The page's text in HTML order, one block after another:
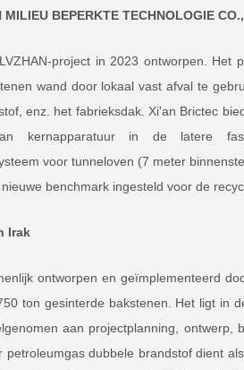
MILIEU BEPERKTE TECHNOLOGIE
project in 2023 ontworpen.
wand door lokaal vast afval te
enz. het fabrieksdak. Xi'an Brictec
kernapparatuur in de latere
voor tunneloven (7 meter
benchmark ingesteld voor de
Irak
ontworpen en geïmplementeerd
ton gesinterde bakstenen. Het ligt in
aan projectplanning,
petroleumgas dubbele brandstof dient